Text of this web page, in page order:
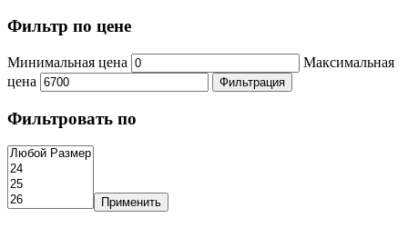
Фильтр по цене
Минимальная цена
Максимальная
цена
Фильтрация
Фильтровать по
Применить